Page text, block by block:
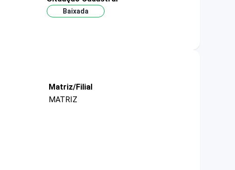
Baixada
Matriz/Filial
MATRIZ